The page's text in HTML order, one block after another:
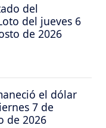
del
del jueves 6
de 2026
el dólar
7 de
de 2026